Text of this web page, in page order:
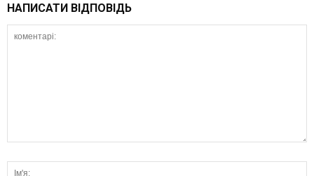
НАПИСАТИ ВІДПОВІДЬ